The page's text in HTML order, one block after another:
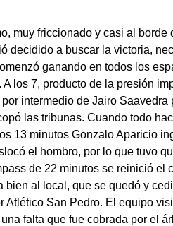
muy friccionado y casi al borde
decidido a buscar la victoria,
ganando en todos los
los 7, producto de la presión
intermedio de Jairo Saavedra
las tribunas. Cuando todo
13 minutos Gonzalo Aparicio
el hombro, por lo que tuvo
de 22 minutos se reinició el
bien al local, que se quedó y
Atlético San Pedro. El equipo
falta que fue cobrada por el